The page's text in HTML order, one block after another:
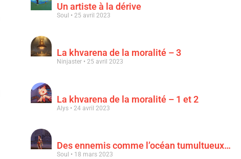
Un artiste à la dérive
Soul 25 avril 2023
La khvarena de la moralité – 3
Ninjaster 25 avril 2023
La khvarena de la moralité – 1 et 2
Alys 24 avril 2023
Des ennemis comme l’océan tumultueux…
Soul 18 mars 2023